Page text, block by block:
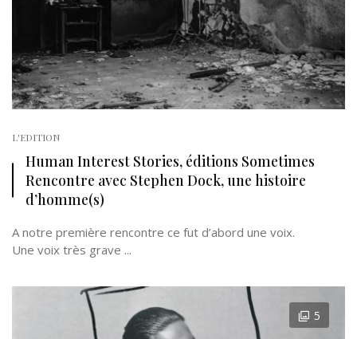
L'EDITION
Human Interest Stories, éditions Sometimes
Rencontre avec Stephen Dock, une histoire
d’homme(s)
A notre première rencontre ce fut d’abord une voix.
Une voix très grave ...
5